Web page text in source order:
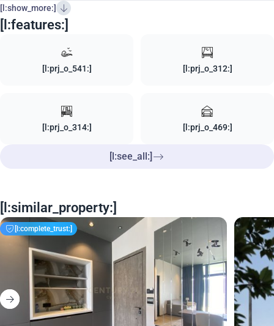
[l:show_more:]
[l:features:]
[l:prj_o_541:] [l:prj_o_312:]
[l:prj_o_314:] [l:prj_o_469:]
[l:see_all:]
[l:similar_property:]
[l:complete_trust:]